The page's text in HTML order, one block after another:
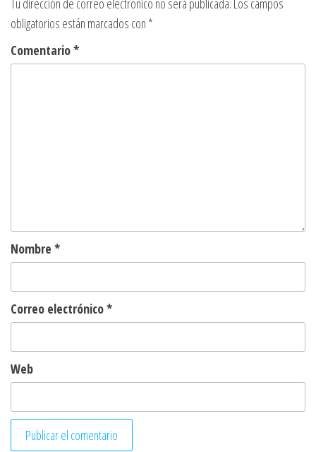
Tu dirección de correo electrónico no será publicada. Los campos
obligatorios están marcados con *
Comentario*
Nombre *
Correo electrónico*
Web